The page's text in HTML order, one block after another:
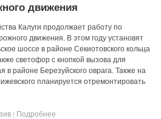
движения
Калуги продолжает работу по
движения. В этом году установят
шоссе в районе Секиотовского кольца
светофор с кнопкой вызова для
районе Березуйского оврага. Также на
планируется отремонтировать
Подробнее